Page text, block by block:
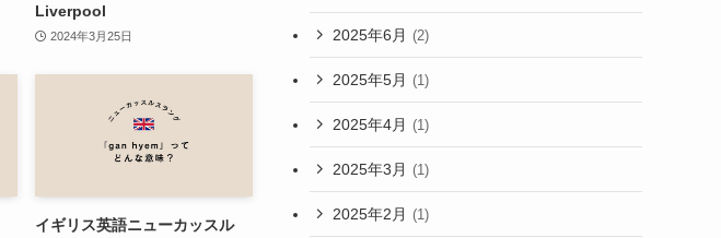
Liverpool
2024年3月25日
イギリス英語ニューカッスル
2025年6月 (2)
2025年5月 (1)
2025年4月 (1)
2025年3月 (1)
2025年2月 (1)